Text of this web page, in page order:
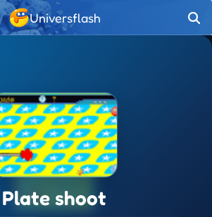
Universflash
Plate shoot